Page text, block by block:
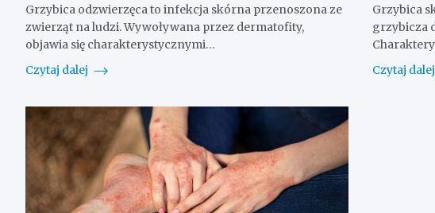
Grzybica odzwierzęca to infekcja skórna przenoszona ze
zwierząt na ludzi. Wywoływana przez dermatofity,
objawia się charakterystycznymi…
Czytaj dalej
Grzybica
grzybicza
Czytaj dalej